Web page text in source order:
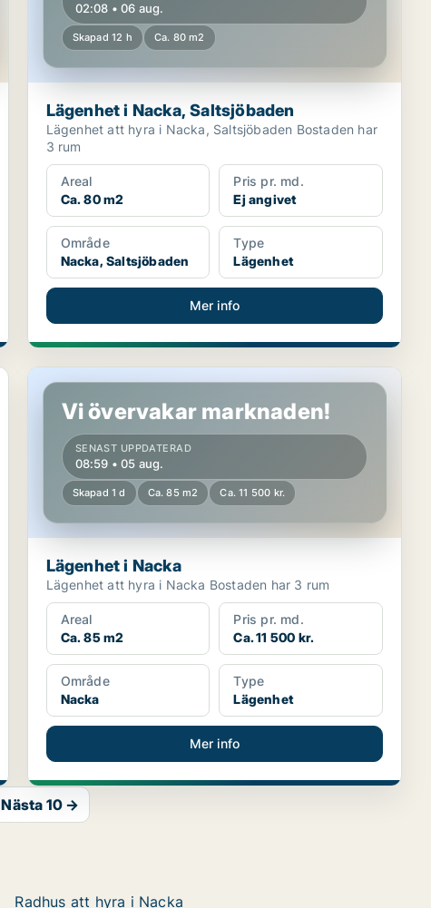
02:08 • 06 aug.
Skapad 12 h Ca. 80 m2
Lägenhet i Nacka, Saltsjöbaden
Lägenhet att hyra i Nacka, Saltsjöbaden Bostaden har
3 rum
Areal
Ca. 80 m2
Pris pr. md.
Ej angivet
Område
Nacka, Saltsjöbaden
Type
Lägenhet
Mer info
Lägenhet i Nacka
Vi övervakar marknaden!
SENAST UPPDATERAD
08:59 • 05 aug.
Skapad 1 d Ca. 85 m2 Ca. 11 500 kr.
Lägenhet i Nacka
Lägenhet att hyra i Nacka Bostaden har 3 rum
Areal
Ca. 85 m2
Pris pr. md.
Ca. 11 500 kr.
Område
Nacka
Type
Lägenhet
Mer info
Nästa 10 →
Radhus att hyra i Nacka